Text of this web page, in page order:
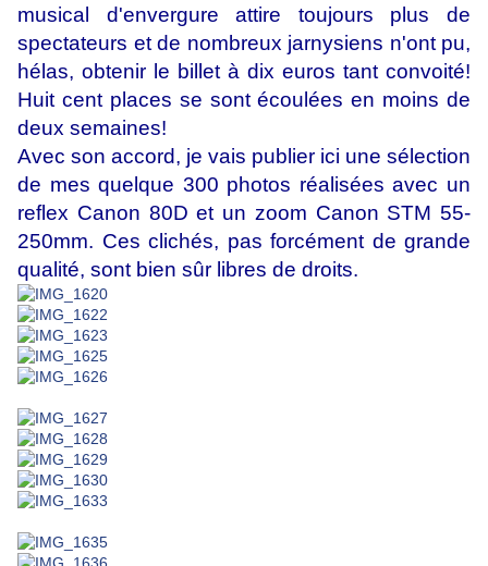
musical d'envergure attire toujours plus de
spectateurs et de nombreux jarnysiens n'ont pu,
hélas, obtenir le billet à dix euros tant convoité!
Huit cent places se sont écoulées en moins de
deux semaines!
Avec son accord, je vais publier ici une sélection
de mes quelque 300 photos réalisées avec un
reflex Canon 80D et un zoom Canon STM 55-
250mm. Ces clichés, pas forcément de grande
qualité, sont bien sûr libres de droits.